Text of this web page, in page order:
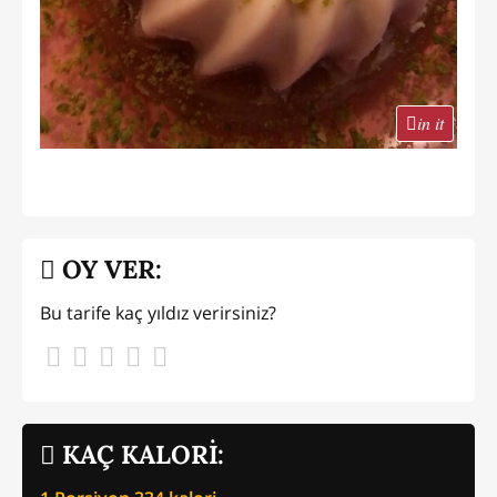
in it
KAÇ KALORİ:
OY VER:
Bu tarife kaç yıldız verirsiniz?